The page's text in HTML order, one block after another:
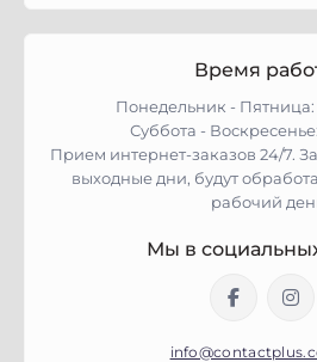
Время
Понедельник - Пятница:
Суббота -
Прием интернет-заказов 24/7.
выходные дни, будут
рабочий
Мы в